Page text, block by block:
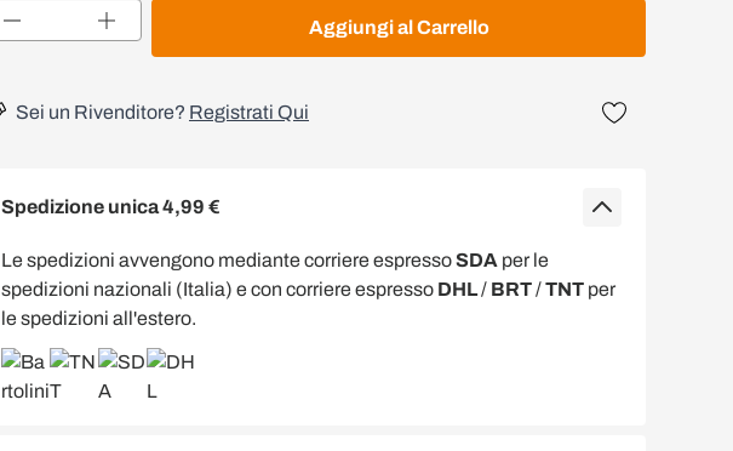
Aggiungi al Carrello
Sei un Rivenditore? Registrati Qui
Spedizione unica 4,99 €
Le spedizioni avvengono mediante corriere espressoSDA per le
spedizioni nazionali (Italia) e con corriere espresso DHL/ BRT/TNT per
le spedizioni all'estero.